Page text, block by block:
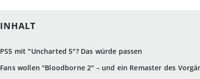
PS5 mit "Uncharted 5"? Das würde passen
Fans wollen "Bloodborne 2" – und ein Remaster des